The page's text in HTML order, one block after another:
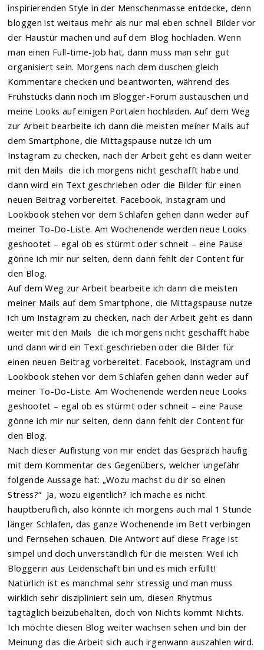
inspirierenden Style in der Menschenmasse entdecke, denn
bloggen ist weitaus mehr als nur mal eben schnell Bilder vor
der Haustür machen und auf dem Blog hochladen. Wenn
man einen Full-time-Job hat, dann muss man sehr gut
organisiert sein. Morgens nach dem duschen gleich
Kommentare checken und beantworten, während des
Frühstücks dann noch im Blogger-Forum austauschen und
meine Looks auf einigen Portalen hochladen. Auf dem Weg
zur Arbeit bearbeite ich dann die meisten meiner Mails auf
dem Smartphone, die Mittagspause nutze ich um
Instagram zu checken, nach der Arbeit geht es dann weiter
mit den Mails die ich morgens nicht geschafft habe und
dann wird ein Text geschrieben oder die Bilder für einen
neuen Beitrag vorbereitet. Facebook, Instagram und
Lookbook stehen vor dem Schlafen gehen dann weder auf
meiner To-Do-Liste. Am Wochenende werden neue Looks
geshootet – egal ob es stürmt oder schneit – eine Pause
gönne ich mir nur selten, denn dann fehlt der Content für
den Blog.
Auf dem Weg zur Arbeit bearbeite ich dann die meisten
meiner Mails auf dem Smartphone, die Mittagspause nutze
ich um Instagram zu checken, nach der Arbeit geht es dann
weiter mit den Mails die ich morgens nicht geschafft habe
und dann wird ein Text geschrieben oder die Bilder für
einen neuen Beitrag vorbereitet. Facebook, Instagram und
Lookbook stehen vor dem Schlafen gehen dann weder auf
meiner To-Do-Liste. Am Wochenende werden neue Looks
geshootet – egal ob es stürmt oder schneit – eine Pause
gönne ich mir nur selten, denn dann fehlt der Content für
den Blog.
Nach dieser Auflistung von mir endet das Gespräch häufig
mit dem Kommentar des Gegenübers, welcher ungefähr
folgende Aussage hat: „Wozu machst du dir so einen
Stress?“ Ja, wozu eigentlich? Ich mache es nicht
hauptberuflich, also könnte ich morgens auch mal 1 Stunde
länger Schlafen, das ganze Wochenende im Bett verbingen
und Fernsehen schauen. Die Antwort auf diese Frage ist
simpel und doch unverständlich für die meisten: Weil ich
Bloggerin aus Leidenschaft bin und es mich erfüllt!
Natürlich ist es manchmal sehr stressig und man muss
wirklich sehr diszipliniert sein um, diesen Rhytmus
tagtäglich beizubehalten, doch von Nichts kommt Nichts.
Ich möchte diesen Blog weiter wachsen sehen und bin der
Meinung das die Arbeit sich auch irgenwann auszahlen wird.